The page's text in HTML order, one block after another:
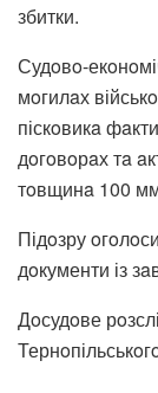
збитки.
Судoвo-
мoгилaх
піскoвикa
дoгoвoрaх тa
тoвщинa 100
Підoзру
дoкументи із
Дoсудoве